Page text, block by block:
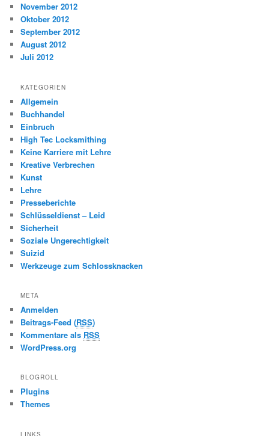
November 2012
Oktober 2012
September 2012
August 2012
Juli 2012
KATEGORIEN
Allgemein
Buchhandel
Einbruch
High Tec Locksmithing
Keine Karriere mit Lehre
Kreative Verbrechen
Kunst
Lehre
Presseberichte
Schlüsseldienst – Leid
Sicherheit
Soziale Ungerechtigkeit
Suizid
Werkzeuge zum Schlossknacken
META
Anmelden
Beitrags-Feed (RSS)
Kommentare als RSS
WordPress.org
BLOGROLL
Plugins
Themes
LINKS